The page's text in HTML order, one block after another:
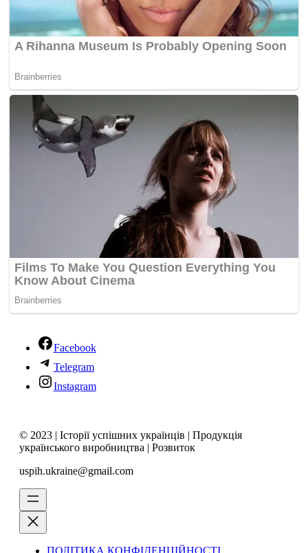
Facebook
Telegram
Instagram
© 2023 | Історії успішних українців | Продукція
українського виробництва | Розвиток
uspih.ukraine@gmail.com